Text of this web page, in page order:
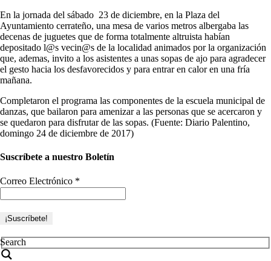
En la jornada del sábado 23 de diciembre, en la Plaza del
Ayuntamiento cerrateño, una mesa de varios metros albergaba las
decenas de juguetes que de forma totalmente altruista habían
depositado l@s vecin@s de la localidad animados por la organización
que, ademas, invito a los asistentes a unas sopas de ajo para agradecer
el gesto hacia los desfavorecidos y para entrar en calor en una fría
mañana.
Completaron el programa las componentes de la escuela municipal de
danzas, que bailaron para amenizar a las personas que se acercaron y
se quedaron para disfrutar de las sopas. (Fuente: Diario Palentino,
domingo 24 de diciembre de 2017)
Suscríbete a nuestro Boletín
Correo Electrónico *
Search